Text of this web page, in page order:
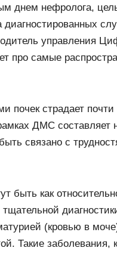
днем нефролога,
управления
про самые
почек страдает
ДМС составляет
связано с
быть как
(кровью в
Такие заболевания,